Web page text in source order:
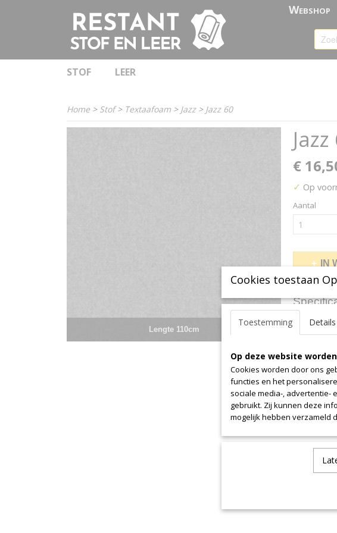
Webshop
STOF LEER
Home> Stof> Textaafoam > Jazz> Jazz 60
Lengte 110cm
€
✓ Op
Aantal
IN
Afmetingen
Cookies toestaan
Toestemming Details
Op deze website
Cookies worden door ons
functies en het
sociale media-, advertentie-
gebruikt. Zij kunnen deze
mogelijk hebben verzameld